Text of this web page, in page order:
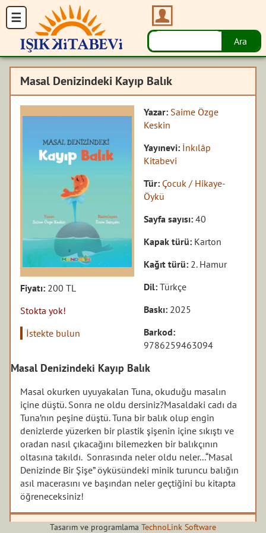
Masal Denizindeki Kayıp Balık
Fiyatı: 200 TL
Stokta yok!
İstekte bulun
Yazar: Saime Özge
Keskin
Yayınevi: İnkılâp
Kitabevi
Tür: Çocuk / Hikaye-
Öykü
Sayfa sayısı:40
Kapak türü: Karton
Kağıt türü: 2. Hamur
Dil:Türkçe
Baskı: 2025
Barkod:
9786259463094
Masal Denizindeki Kayıp Balık
Masal okurken uyuyakalan Tuna, okuduğu masalın
içine düştü. Sonra ne oldu dersiniz?Masaldaki cadı da
Tuna’nın peşine düştü. Tuna bir balık olup engin
denizlerde yüzerken bir plastik şişenin içine sıkıştı ve
oradan nasıl çıkacağını bilemezken bir balıkçının
oltasına takıldı. Sonrasında neler oldu neler...“Masal
Denizinde Bir Şişe” öyküsündeki minik turuncu balığın
asıl macerasını ve başından neler geçtiğini bu kitapta
öğreneceksiniz!
Yazarın diğer kitapları
Tasarım ve programlama TechnoLink Software